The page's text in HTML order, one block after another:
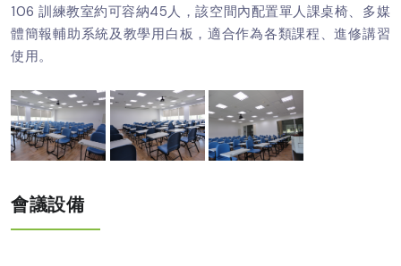
106 訓練教室約可容納45人，該空間內配置單人課桌椅、多媒
體簡報輔助系統及教學用白板，適合作為各類課程、進修講習
使用。
會議設備